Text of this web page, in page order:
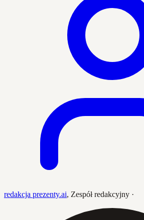
redakcja prezenty.ai, Zespół redakcyjny ·